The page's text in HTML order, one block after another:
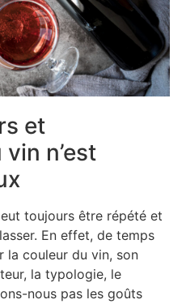
et
n’est
toujours être répété et
En effet, de temps
la couleur du vin, son
la typologie, le
nous pas les goûts